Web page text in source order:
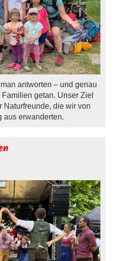
antworten – und genau
getan. Unser Ziel
Naturfreunde, die wir von
aus erwanderten.